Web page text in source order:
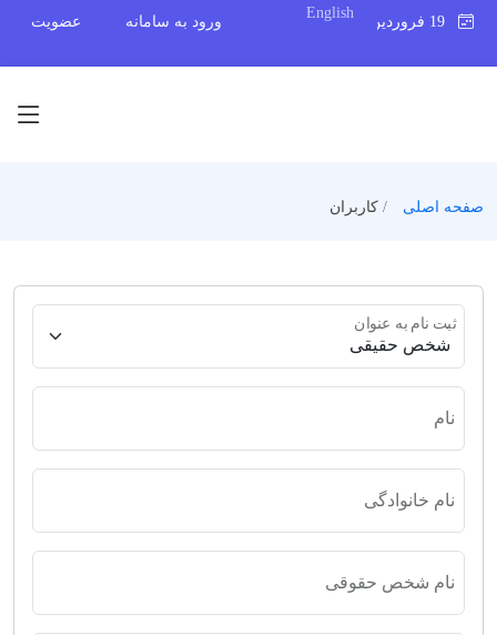
English
ورود به سامانه عضویت
صفحه اصلی کاربران
ثبت نام به عنوان
نام
نام خانوادگی
نام شخص حقوقی